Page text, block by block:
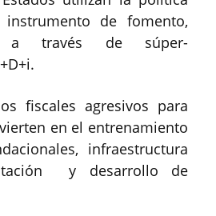
de fomento,
a través de súper-
fiscales agresivos para
en el entrenamiento
infraestructura
y desarrollo de